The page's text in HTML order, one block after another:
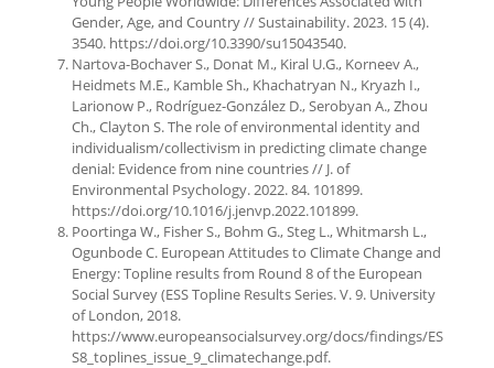
Gender, Age, and Country // Sustainability. 2023. 15 (4).
3540. https://doi.org/10.3390/su15043540.
Nartova-Bochaver S., Donat M., Kiral U.G., Korneev A.,
Heidmets M.E., Kamble Sh., Khachatryan N., Kryazh I.,
Larionow P., Rodríguez-González D., Serobyan A., Zhou
Ch., Clayton S. The role of environmental identity and
individualism/collectivism in predicting climate change
denial: Evidence from nine countries // J. of
Environmental Psychology. 2022. 84. 101899.
https://doi.org/10.1016/j.jenvp.2022.101899.
Poortinga W., Fisher S., Bohm G., Steg L., Whitmarsh L.,
Ogunbode C. European Attitudes to Climate Change and
Energy: Topline results from Round 8 of the European
Social Survey (ESS Topline Results Series. V. 9. University
of London, 2018.
https://www.europeansocialsurvey.org/docs/findings/ES
S8_toplines_issue_9_climatechange.pdf.